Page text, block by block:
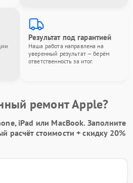
Результат под гарантией
Наша работа направлена на
уверенный результат — берём
ответственность за итог.
ремонт Apple?
iPad или MacBook. Заполните
расчёт стоимости +скидку 20%